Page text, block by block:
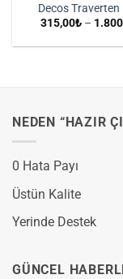
Decos Traverten
315,00₺ –
NEDEN “HAZIR
0 Hata Payı
Üstün Kalite
Yerinde Destek
GÜNCEL